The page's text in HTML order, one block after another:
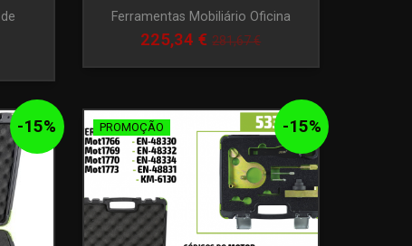
Ferramentas Mobiliário Oficina
225,34 €281,67 €
-15% -15%
PROMOÇÃO